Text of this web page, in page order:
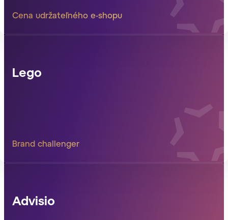
Cena udržateľného e-shopu
Lego
Brand challenger
Advisio